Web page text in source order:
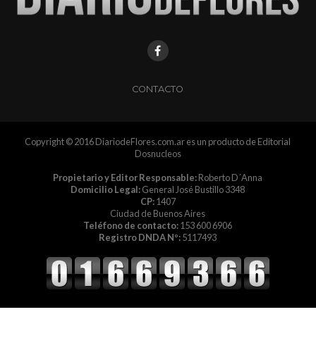
CONTACTO
Copyright © 2016 DiariodeFlores.com.ar es un producto de Editorial
Dosnucleos
Propietario y Editor Responsable:Roberto D´Anna
Domicilio Legal:General José Bustillo 3348
CP:1407
Ciudad de Buenos Aires
Teléfono de contacto:153 600 6906
Registro DNDA Nº:5117493